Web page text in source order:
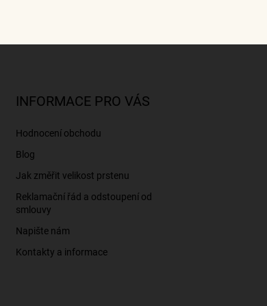
INFORMACE PRO VÁS
Hodnocení obchodu
Blog
Jak změřit velikost prstenu
Reklamační řád a odstoupení od
smlouvy
Napište nám
Kontakty a informace